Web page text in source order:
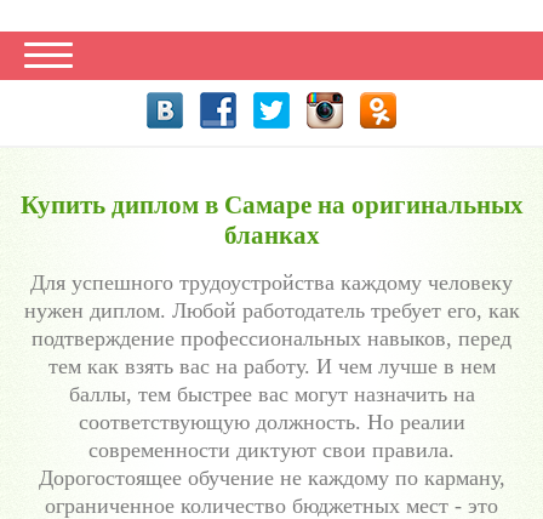
Купить диплом в Самаре на оригинальных
бланках
Для успешного трудоустройства каждому человеку
нужен диплом. Любой работодатель требует его, как
подтверждение профессиональных навыков, перед
тем как взять вас на работу. И чем лучше в нем
баллы, тем быстрее вас могут назначить на
соответствующую должность. Но реалии
современности диктуют свои правила.
Дорогостоящее обучение не каждому по карману,
ограниченное количество бюджетных мест - это